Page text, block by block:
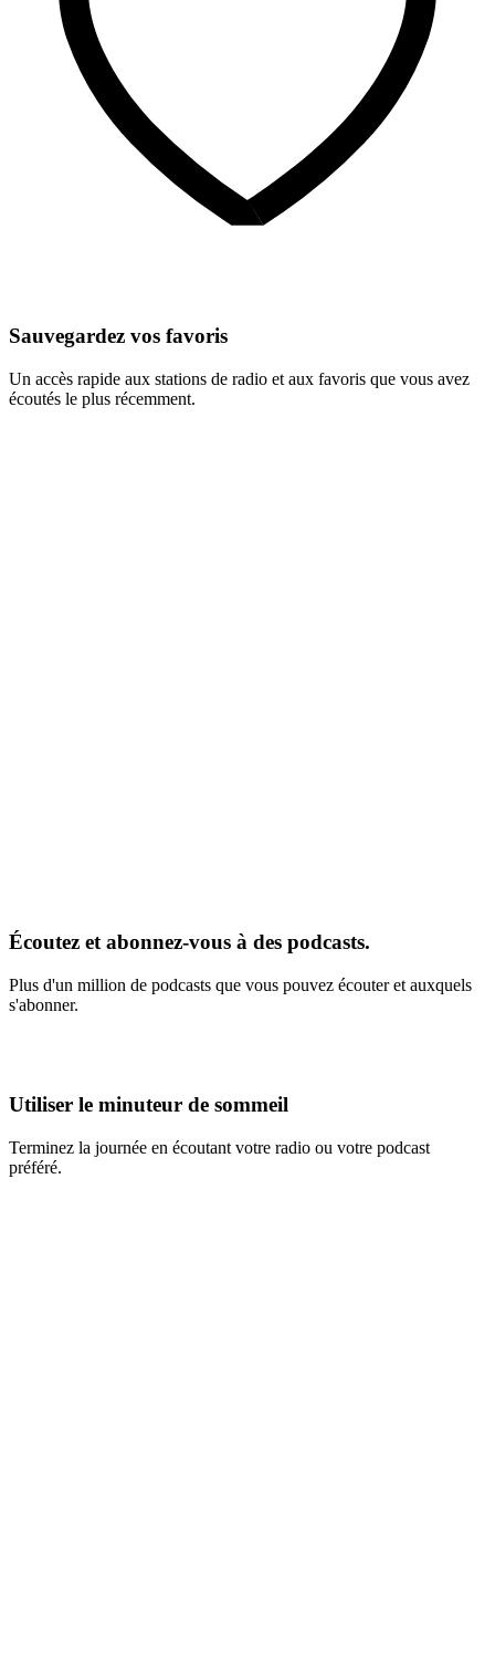
Sauvegardez vos favoris
Un accès rapide aux stations de radio et aux favoris que vous avez
écoutés le plus récemment.
Écoutez et abonnez-vous à des podcasts.
Plus d'un million de podcasts que vous pouvez écouter et auxquels
s'abonner.
Utiliser le minuteur de sommeil
Terminez la journée en écoutant votre radio ou votre podcast
préféré.